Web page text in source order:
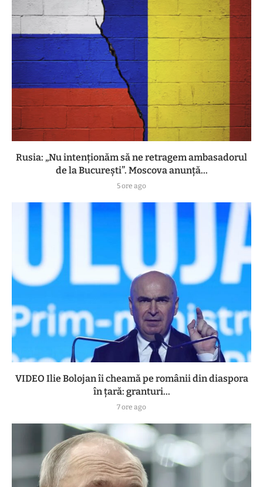
Rusia: „Nu intenționăm să ne retragem ambasadorul
de la București”. Moscova anunță...
5 ore ago
VIDEO Ilie Bolojan îi cheamă pe românii din diaspora
în țară: granturi...
7 ore ago